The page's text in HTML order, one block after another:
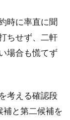
時に率直に聞
ちせず、二軒
場合も慌てず
考える確認段
と第二候補を